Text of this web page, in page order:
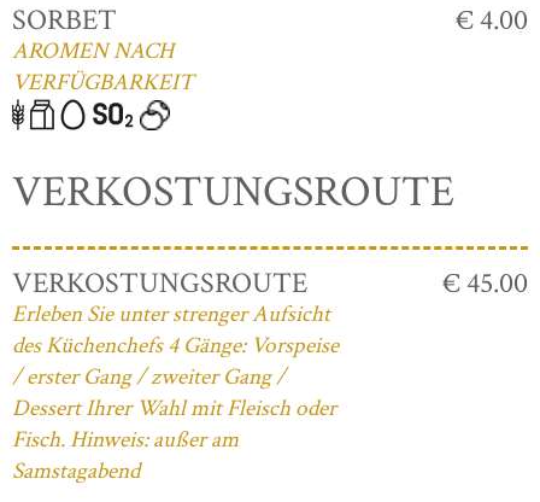
SORBET
AROMEN NACH
VERFÜGBARKEIT
€ 4.00
VERKOSTUNGSROUTE
VERKOSTUNGSROUTE
Erleben Sie unter strenger Aufsicht
des Küchenchefs 4 Gänge: Vorspeise
/ erster Gang / zweiter Gang /
Dessert Ihrer Wahl mit Fleisch oder
Fisch. Hinweis: außer am
Samstagabend
€ 45.00